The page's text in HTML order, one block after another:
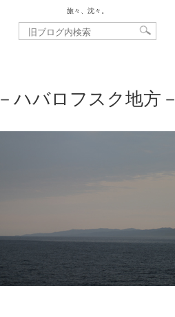
旅々、沈々。
－ハバロフスク地方－